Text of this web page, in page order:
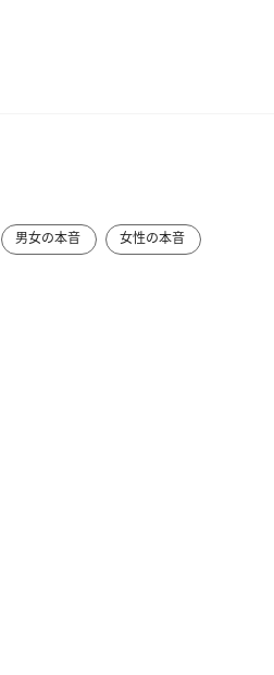
男女の本音
女性の本音